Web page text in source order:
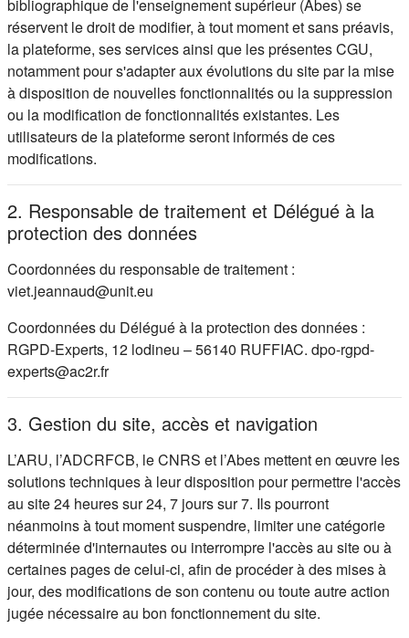
bibliographique de l'enseignement supérieur (Abes) se
réservent le droit de modifier, à tout moment et sans préavis,
la plateforme, ses services ainsi que les présentes CGU,
notamment pour s'adapter aux évolutions du site par la mise
à disposition de nouvelles fonctionnalités ou la suppression
ou la modification de fonctionnalités existantes. Les
utilisateurs de la plateforme seront informés de ces
modifications.
2. Responsable de traitement et Délégué à la
protection des données
Coordonnées du responsable de traitement :
viet.jeannaud@unit.eu
Coordonnées du Délégué à la protection des données :
RGPD-Experts, 12 lodineu – 56140 RUFFIAC. dpo-rgpd-
experts@ac2r.fr
3. Gestion du site, accès et navigation
L’ARU, l’ADCRFCB, le CNRS et l’Abes mettent en œuvre les
solutions techniques à leur disposition pour permettre l'accès
au site 24 heures sur 24, 7 jours sur 7. Ils pourront
néanmoins à tout moment suspendre, limiter une catégorie
déterminée d'internautes ou interrompre l'accès au site ou à
certaines pages de celui-ci, afin de procéder à des mises à
jour, des modifications de son contenu ou toute autre action
jugée nécessaire au bon fonctionnement du site.